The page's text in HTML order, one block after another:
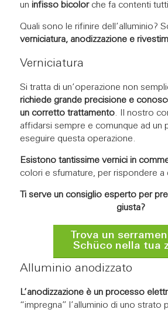
un infisso bicolor che fa contenti
Quali sono le rifinire dell’alluminio?
verniciatura, anodizzazione e
Verniciatura
Si tratta di un’operazione non
richiede grande precisione e
un corretto trattamento. Il nostro
affidarsi sempre e comunque ad un
eseguire questa operazione.
Esistono tantissime vernici in
colori e sfumature, per rispondere a
Ti serve un consiglio esperto per
giusta?
Trova un
Schüco nella tua
Alluminio anodizzato
L’anodizzazione è un processo
“impregna” l’alluminio di uno strato